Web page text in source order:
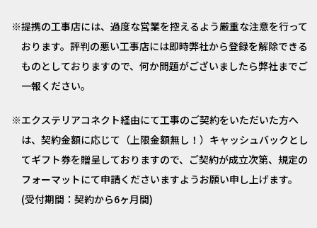
提携の工事店には、過度な営業を控えるよう厳重な注意を行って
おります。評判の悪い工事店には即時弊社から登録を解除できる
ものとしておりますので、何か問題がございましたら弊社までご
一報ください。
エクステリアコネクト経由にて工事のご契約をいただいた方へ
は、契約金額に応じて（上限金額無し！）キャッシュバックとし
てギフト券を贈呈しておりますので、ご契約が成立次第、規定の
フォーマットにて申請くださいますようお願い申し上げます。
(受付期間：契約から6ヶ月間)